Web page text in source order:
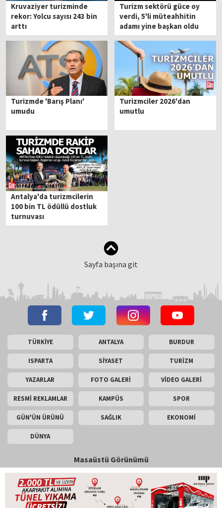
Kruvaziyer turizminde
rekor: Yolcu sayısı 243 bin
arttı
Turizm sektörü güce oy
verdi, 5'li müteahhitin
adamı yine başkan oldu
Turizmde 'Barış Planı'
umudu
Turizmciler 2026'dan
umutlu
Antalya'da turizmcilerin
100 bin TL ödüllü dostluk
turnuvası
Sayfa başına git
TÜRKİYE ANTALYA BURDUR
ISPARTA SİYASET TURİZM
YAZARLAR FOTO GALERİ VİDEO GALERİ
RESMİ REKLAMLAR KAMPÜS SPOR
GÜN'ÜN ÜRÜNÜ SAĞLIK EKONOMİ
DÜNYA
Masaüstü Görünümü
İletişim
Copyright © 2026 Gün Haber